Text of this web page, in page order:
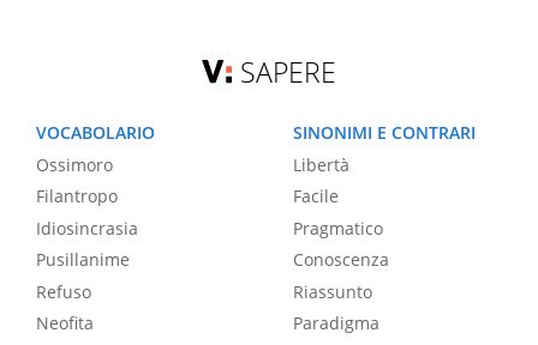
SAPERE
VOCABOLARIO
Ossimoro
Filantropo
Idiosincrasia
Pusillanime
Refuso
Neofita
SINONIMI E CONTRARI
Libertà
Facile
Pragmatico
Conoscenza
Riassunto
Paradigma